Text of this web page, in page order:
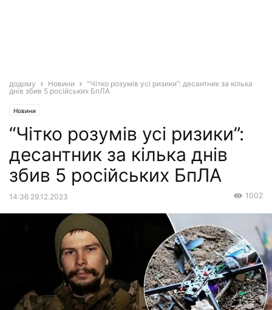
додому Новини
“Чітко розумів усі ризики”: десантник за кілька
днів збив 5 російських БпЛА
Новини
“Чітко розумів усі ризики”:
десантник за кілька днів
збив 5 російських БпЛА
14:36 29.12.2023 1002